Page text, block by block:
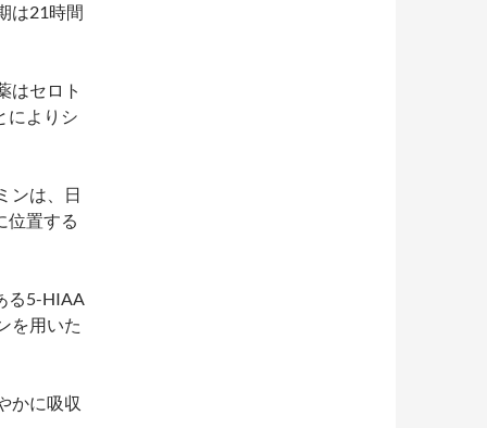
は21時間
はセロト
によりシ
ンは、日
位置する
る5-HIAA
を用いた
かに吸収